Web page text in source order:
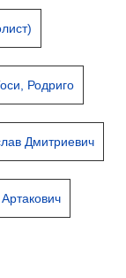
Родриго
Дмитриевич